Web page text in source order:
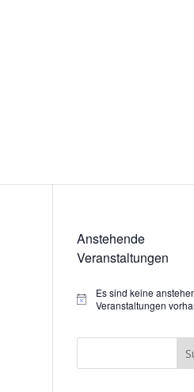
Anstehende
Veranstaltungen
Hinweis
Es sind keine
Veranstaltungen